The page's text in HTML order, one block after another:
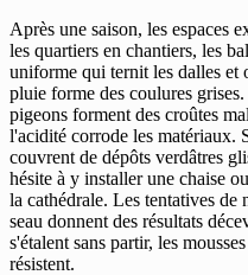
Après une saison, les espaces
les quartiers en chantiers, les
uniforme qui ternit les dalles et
pluie forme des coulures
pigeons forment des croûtes
l'acidité corrode les matériaux.
couvrent de dépôts verdâtres
hésite à y installer une chaise
la cathédrale. Les tentatives de
seau donnent des résultats
s'étalent sans partir, les
résistent.